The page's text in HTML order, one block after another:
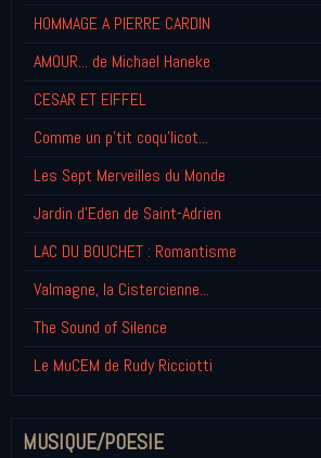
HOMMAGE A PIERRE CARDIN
AMOUR... de Michael Haneke
CESAR ET EIFFEL
Comme un p'tit coqu'licot...
Les Sept Merveilles du Monde
Jardin d'Eden de Saint-Adrien
LAC DU BOUCHET : Romantisme
Valmagne, la Cistercienne...
The Sound of Silence
Le MuCEM de Rudy Ricciotti
MUSIQUE/POESIE